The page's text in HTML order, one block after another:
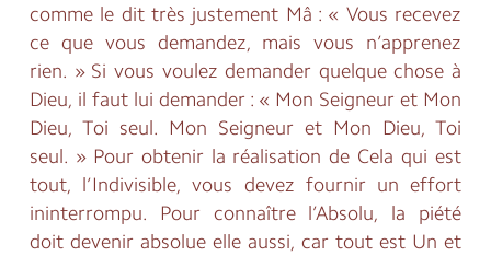
comme le dit très justement Mâ : « Vous recevez
ce que vous demandez, mais vous n’apprenez
rien. » Si vous voulez demander quelque chose à
Dieu, il faut lui demander : « Mon Seigneur et Mon
Dieu, Toi seul. Mon Seigneur et Mon Dieu, Toi
seul. » Pour obtenir la réalisation de Cela qui est
tout, l’Indivisible, vous devez fournir un effort
ininterrompu. Pour connaître l’Absolu, la piété
doit devenir absolue elle aussi, car tout est Un et